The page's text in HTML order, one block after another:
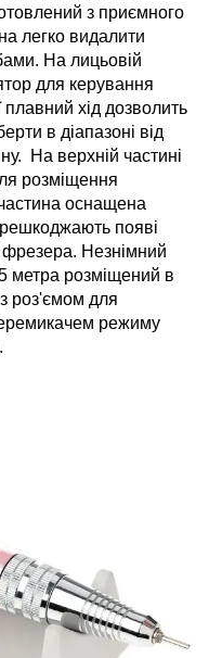
з приємного
легко видалити
На лицьовій
для керування
хід дозволить
в діапазоні від
На верхній частині
розміщення
оснащена
появі
фрезера. Незнімний
метра розміщений в
роз'ємом для
режиму